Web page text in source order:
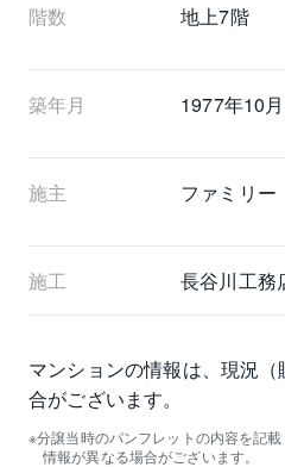
階数 地上7階
築年月 1977年10月
施主 ファミリー
施工 長谷川工務
マンションの情報は、現況
合がございます。
分譲当時のパンフレットの内容を記
情報が異なる場合がございます。